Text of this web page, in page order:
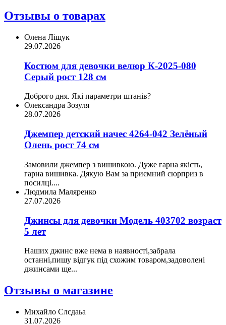
Отзывы о товарах
Олена Ліщук
29.07.2026
Костюм для девочки велюр К-2025-080
Серый рост 128 см
Доброго дня. Які параметри штанів?
Олександра Зозуля
28.07.2026
Джемпер детский начес 4264-042 Зелёный
Олень рост 74 см
Замовили джемпер з вишивкою. Дуже гарна якість,
гарна вишивка. Дякую Вам за приємний сюрприз в
посилці....
Людмила Маляренко
27.07.2026
Джинсы для девочки Модель 403702 возраст
5 лет
Наших джинс вже нема в наявності,забрала
останні,пишу відгук під схожим товаром,задоволені
джинсами ще...
Отзывы о магазине
Михайло Слсдаьа
31.07.2026